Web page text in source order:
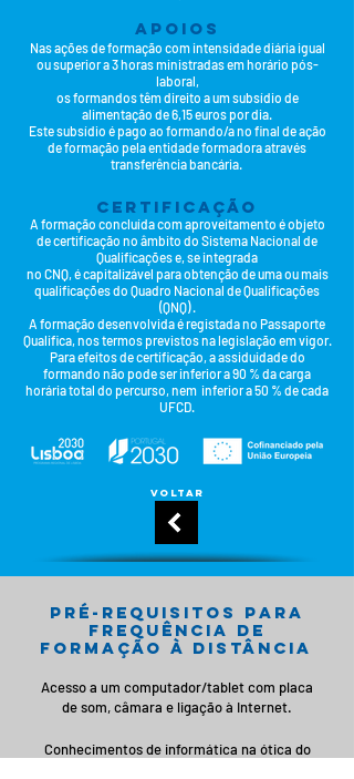
APO IOS
Nas ações de formação com intensidade diária igual
ou superior a 3 horas ministradas em horário pós-
laboral,
os formandostêm direito a um subsídio de
alimentação de 6,15euros por dia.
Este subsídio é pago ao formando/a no final de ação
de formação pela entidade formadora através
transferência bancária.
CERTIFICAÇÃO
A formação concluída com aproveitamento é objeto
de certificação no âmbito do Sistema Nacional de
Qualificações e, se integrada
no CNQ,é capitalizável para obtenção de uma ou mais
qualificações do Quadro Nacional de Qualificações
(QNQ) .
A formação desenvolvida é registada no Passaporte
Qualifica, nos termos previstos na legislação em vigor.
Para efeitos de certificação, a assiduidade do
formando não pode ser inferior a 90 % da carga
horáriatotal do percurso, nem inferior a 50 % de cada
UFCD.
voltar
pré-requisitos para
frequência de
formação à distância
Acesso a um computador/tablet com placa
de som, câmara e ligação à Internet.
Conhecimentos de informática na ótica do